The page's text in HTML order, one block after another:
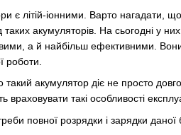
є літій-іонними. Варто нагадати,
таких акумуляторів. На сьогодні у
а й найбільш ефективними.
роботи.
акумулятор діє не просто
враховувати такі особливості
повної розрядки і зарядки